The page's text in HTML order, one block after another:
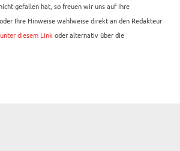
gefallen hat, so freuen wir uns auf Ihre
Ihre Hinweise wahlweise direkt an den Redakteur
unter diesem Link oder alternativ über die